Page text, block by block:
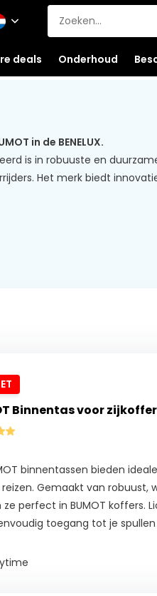
deals Onderhoud
in de BENELUX.
is in robuuste en
Het merk biedt
Binnentas voor
binnentassen bieden
Gemaakt van robuust,
ze perfect in BUMOT koffers.
toegang tot je